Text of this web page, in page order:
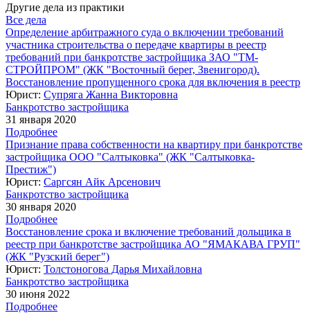
Другие дела из практики
Все дела
Определение арбитражного суда о включении требований
участника строительства о передаче квартиры в реестр
требований при банкротстве застройщика ЗАО "ТМ-
СТРОЙПРОМ" (ЖК "Восточный берег, Звенигород).
Восстановление пропущенного срока для включения в реестр
Юрист: Супряга Жанна Викторовна
Банкротство застройщика
31 января 2020
Подробнее
Признание права собственности на квартиру при банкротстве
застройщика ООО "Салтыковка" (ЖК "Салтыковка-
Престиж")
Юрист: Саргсян Айк Арсенович
Банкротство застройщика
30 января 2020
Подробнее
Восстановление срока и включение требований дольщика в
реестр при банкротстве застройщика АО "ЯМАКАВА ГРУП"
(ЖК "Рузский берег")
Юрист: Толстоногова Дарья Михайловна
Банкротство застройщика
30 июня 2022
Подробнее